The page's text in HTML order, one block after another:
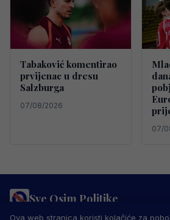
Tabaković komentirao
prvijenac u dresu
Salzburga
07/08/2026
07/
Sve Osim Politike
PRAVILA PRIVATNOSTI MARKETING
Ova web stranica koristi kolačiće za